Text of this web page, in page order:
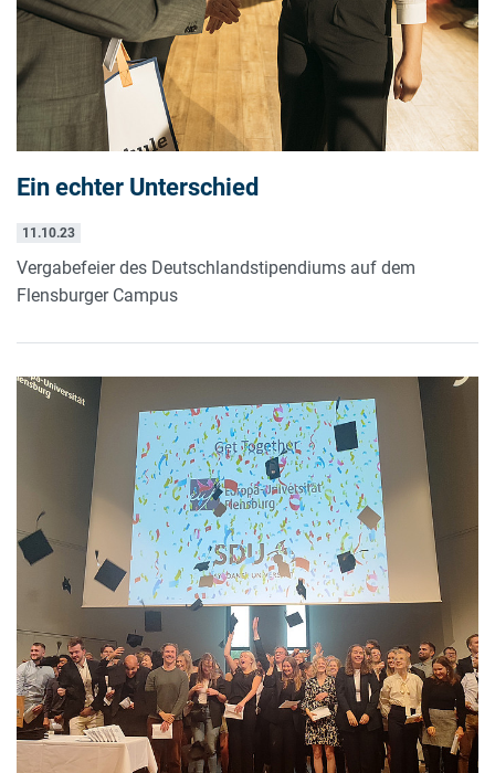
Ein echter Unterschied
11.10.23
Vergabefeier des Deutschlandstipendiums auf dem
Flensburger Campus